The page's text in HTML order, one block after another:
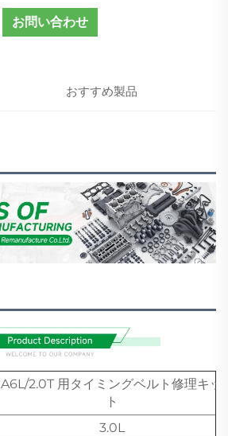
お問い合わせ
おすすめ製品
A6L/2.0T 用タイミングベルト修理キッ
ト
3.0L